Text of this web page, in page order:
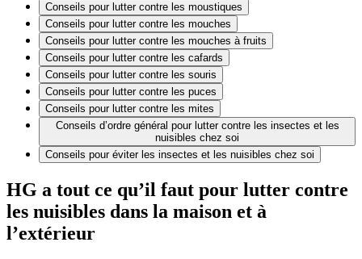
Conseils pour lutter contre les moustiques
Conseils pour lutter contre les mouches
Conseils pour lutter contre les mouches à fruits
Conseils pour lutter contre les cafards
Conseils pour lutter contre les souris
Conseils pour lutter contre les puces
Conseils pour lutter contre les mites
Conseils d’ordre général pour lutter contre les insectes et les
nuisibles chez soi
Conseils pour éviter les insectes et les nuisibles chez soi
HG a tout ce qu’il faut pour lutter contre
les nuisibles dans la maison et à
l’extérieur